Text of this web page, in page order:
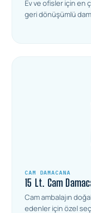
Ev ve ofisler için
geri dönüşümlü
CAM DAMACANA
15 Lt. Cam
Cam ambalajın
edenler için özel